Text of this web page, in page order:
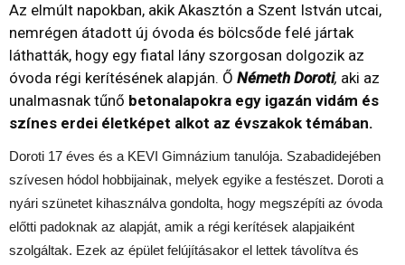
Az elmúlt napokban, akik Akasztón a Szent István utcai,
nemrégen átadott új óvoda és bölcsőde felé jártak
láthatták, hogy egy fiatal lány szorgosan dolgozik az
óvoda régi kerítésének alapján. Ő Németh Doroti, aki az
unalmasnak tűnő betonalapokra egy igazán vidám és
színes erdei életképet alkot az évszakok témában.
Doroti 17 éves és a KEVI Gimnázium tanulója. Szabadidejében
szívesen hódol hobbijainak, melyek egyike a festészet. Doroti a
nyári szünetet kihasználva gondolta, hogy megszépíti az óvoda
előtti padoknak az alapját, amik a régi kerítések alapjaiként
szolgáltak. Ezek az épület felújításakor el lettek távolítva és